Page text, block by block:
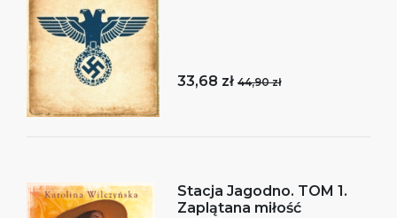
33,68 zł 44,90 zł
Stacja Jagodno. TOM 1.
Zaplątana miłość